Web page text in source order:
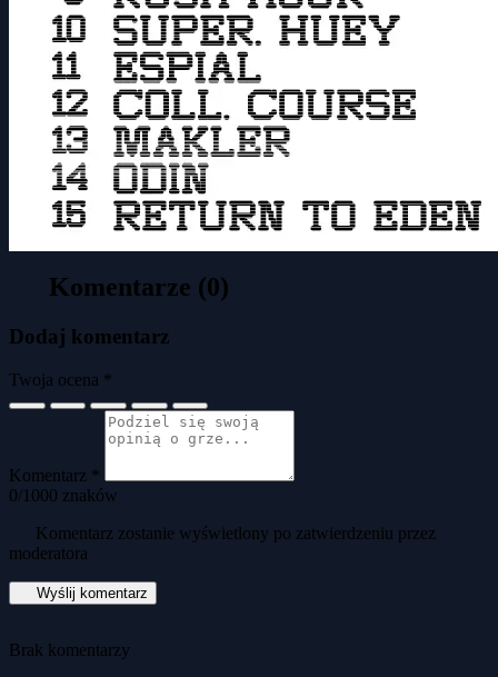
Komentarze (0)
Dodaj komentarz
Twoja ocena *
Komentarz *
0/1000 znaków
Komentarz zostanie wyświetlony po zatwierdzeniu przez
moderatora
Wyślij komentarz
Brak komentarzy